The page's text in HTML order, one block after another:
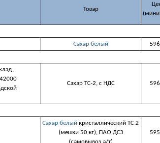
Товар
Сахар белый
Сахар ТС-2, с НДС
Сахар белый кристаллический ТС 2
(мешки 50 кг), ПАО ДСЗ
(самовывоз а/т)